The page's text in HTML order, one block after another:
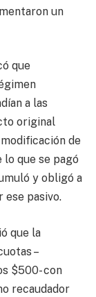
un
que
a las
original
de
que se pagó
y obligó a
pasivo.
que la
–
$500- con
recaudador